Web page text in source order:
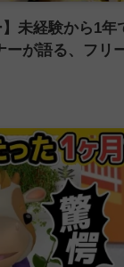
】未経験から1
ーが語る、フリ